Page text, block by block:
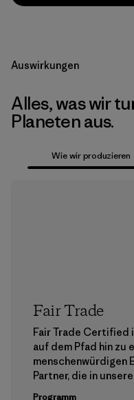
Auswirkungen
Alles, was wir
Planeten aus.
Wie wir produzieren
Fair Trade
Fair Trade
auf dem Pfad hin zu
menschenwürdigen
Partner, die in
Programm